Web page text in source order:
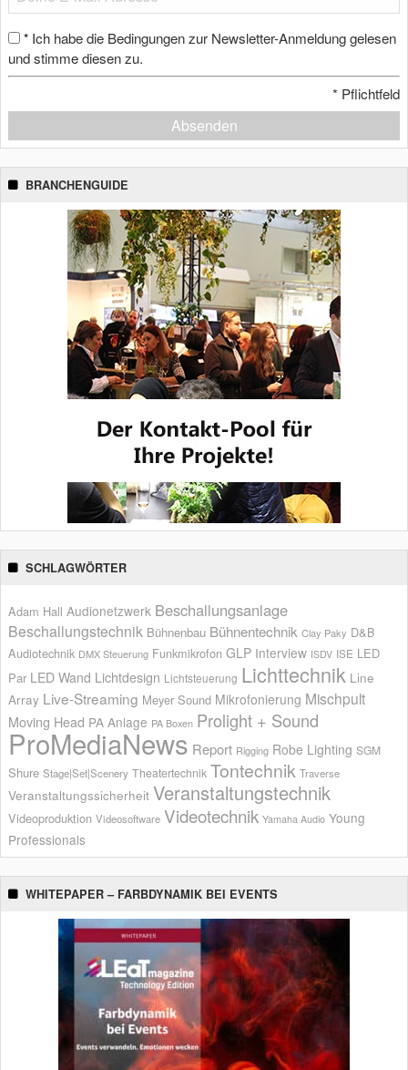
* Ich habe die Bedingungen zur Newsletter-Anmeldung gelesen
und stimme diesen zu.
* Pflichtfeld
Absenden
BRANCHENGUIDE
SCHLAGWÖRTER
Adam Hall Audionetzwerk Beschallungsanlage
Beschallungstechnik Bühnenbau Bühnentechnik Clay Paky D&B
Audiotechnik DMX Steuerung Funkmikrofon GLP Interview ISDV ISE LED
Par LED Wand Lichtdesign Lichtsteuerung Lichttechnik Line
Array Live-Streaming Meyer Sound Mikrofonierung Mischpult
Moving Head PA Anlage PA Boxen Prolight + Sound
ProMediaNews Report Rigging Robe Lighting SGM
Shure Stage|Set|Scenery Theatertechnik Tontechnik Traverse
Veranstaltungssicherheit Veranstaltungstechnik
Videoproduktion Videosoftware Videotechnik Yamaha Audio Young
Professionals
WHITEPAPER – FARBDYNAMIK BEI EVENTS